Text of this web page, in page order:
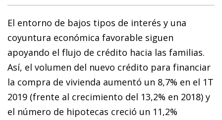
El entorno de bajos tipos de interés y una
coyuntura económica favorable siguen
apoyando el flujo de crédito hacia las familias.
Así, el volumen del nuevo crédito para financiar
la compra de vivienda aumentó un 8,7% en el 1T
2019 (frente al crecimiento del 13,2% en 2018) y
el número de hipotecas creció un 11,2%